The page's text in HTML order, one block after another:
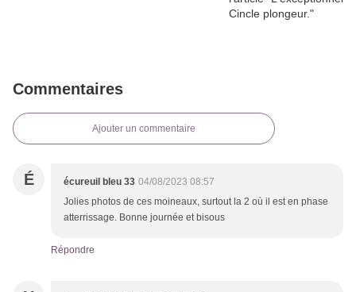
Commentaires
Ajouter un commentaire
É écureuil bleu 33 04/08/2023 08:57
Jolies photos de ces moineaux, surtout la 2 où il est en phase
atterrissage. Bonne journée et bisous
Répondre